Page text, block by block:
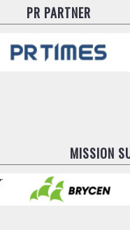
PR PARTNER
MISSION